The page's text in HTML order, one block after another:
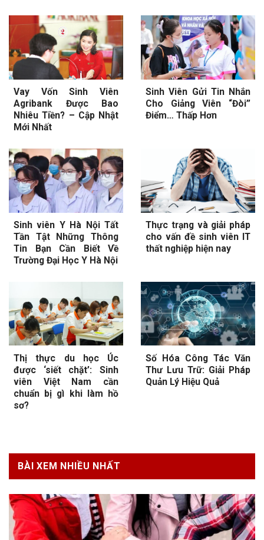
Vay Vốn Sinh Viên
Agribank Được Bao
Nhiêu Tiền? – Cập Nhật
Mới Nhất
Sinh Viên Gửi Tin Nhắn
Cho Giảng Viên “Đòi”
Điểm… Thấp Hơn
Sinh viên Y Hà Nội Tất
Tần Tật Những Thông
Tin Bạn Cần Biết Về
Trường Đại Học Y Hà Nội
Thực trạng và giải pháp
cho vấn đề sinh viên IT
thất nghiệp hiện nay
Thị thực du học Úc
được ‘siết chặt’: Sinh
viên Việt Nam cần
chuẩn bị gì khi làm hồ
sơ?
Số Hóa Công Tác Văn
Thư Lưu Trữ: Giải Pháp
Quản Lý Hiệu Quả
BÀI XEM NHIỀU NHẤT